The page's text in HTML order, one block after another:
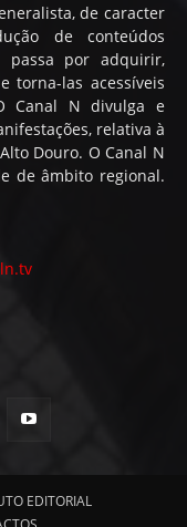
de caracter
de conteúdos
passa por adquirir,
torna-las acessíveis
Canal N divulga e
relativa à
Douro. O Canal N
de âmbito regional.
EDITORIAL